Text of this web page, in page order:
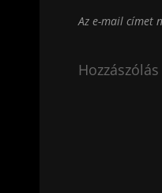
Az e-mail címet
Hozzászólás